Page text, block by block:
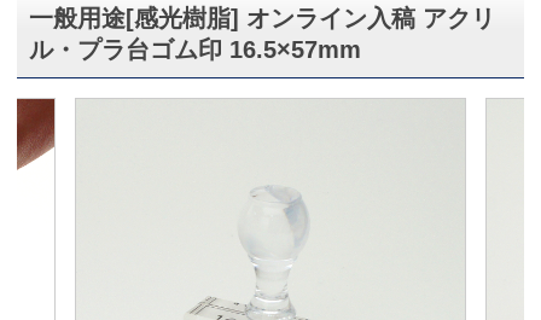
一般用途[感光樹脂] オンライン入稿 アクリ
ル・プラ台ゴム印 16.5×57mm